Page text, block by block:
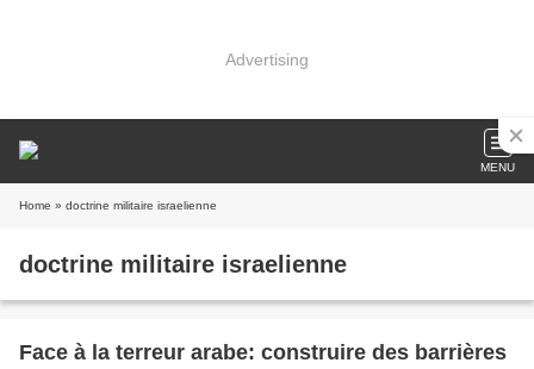
Advertising
MENU
Home » doctrine militaire israelienne
doctrine militaire israelienne
Face à la terreur arabe: construire des barrières